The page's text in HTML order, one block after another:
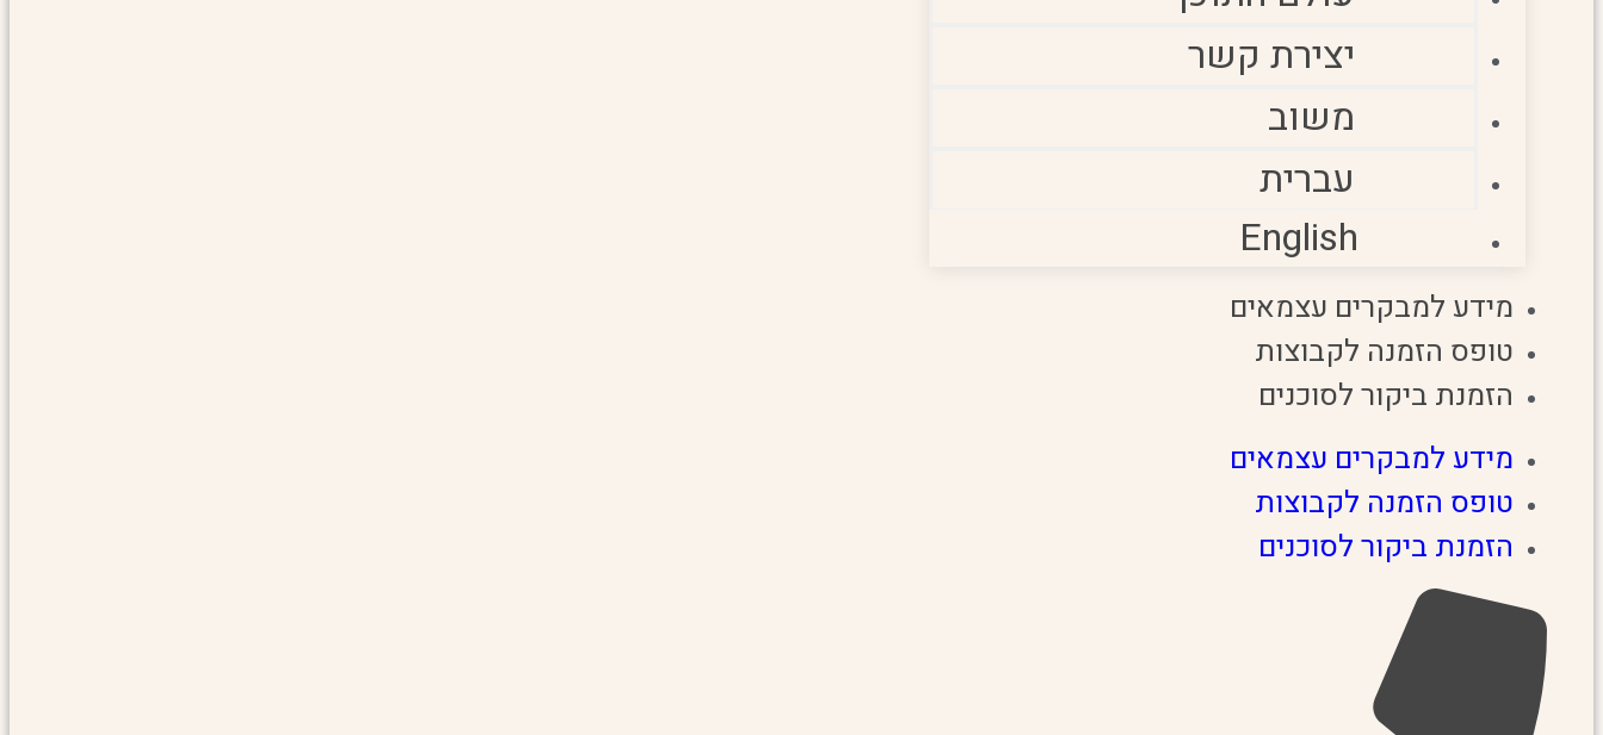
יצירת קשר
משוב
עברית
English
מידע למבקרים עצמאים
טופס הזמנה לקבוצות
הזמנת ביקור לסוכנים
מידע למבקרים עצמאים
טופס הזמנה לקבוצות
הזמנת ביקור לסוכנים